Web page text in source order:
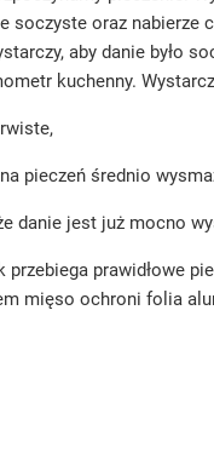
soczyste oraz nabierze
aby danie było
kuchenny.
pieczeń średnio
danie jest już mocno
przebiega prawidłowe
mięso ochroni folia